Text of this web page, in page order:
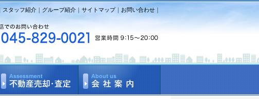
｜スタッフ紹介 ｜ グループ紹介 ｜ サイトマップ｜ お問い合わせ ｜